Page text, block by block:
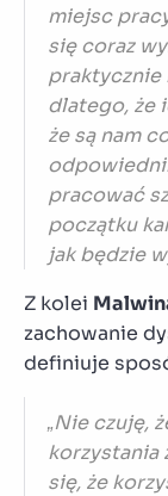
miejsc
się coraz
praktycznie
dlatego, że
że są nam
pracować
początku
jak będzie
Z kolei
zachowanie
definiuje
„Nie czuję,
korzystania
się, że